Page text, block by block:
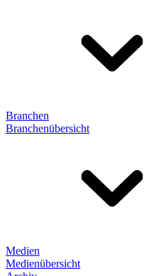
Branchen
Branchenübersicht
Medien
Medienübersicht